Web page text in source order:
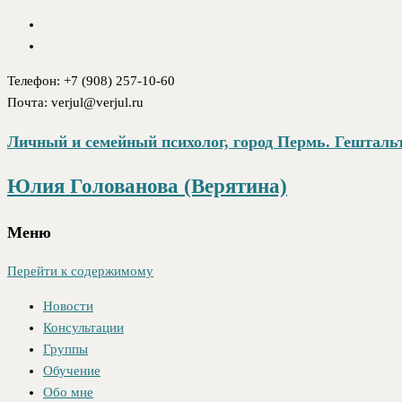
Телефон: +7 (908) 257-10-60
Почта: verjul@verjul.ru
Личный и семейный психолог, город Пермь.
Юлия Голованова (Верятина)
Меню
Перейти к содержимому
Новости
Консультации
Группы
Обучение
Обо мне